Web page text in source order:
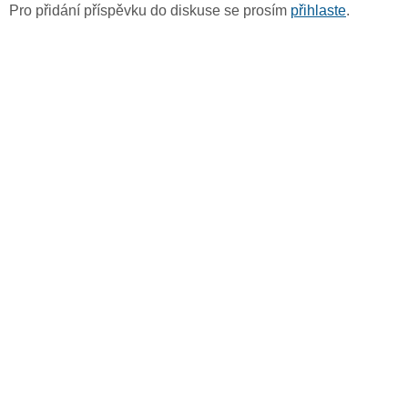
Pro přidání příspěvku do diskuse se prosím přihlaste.